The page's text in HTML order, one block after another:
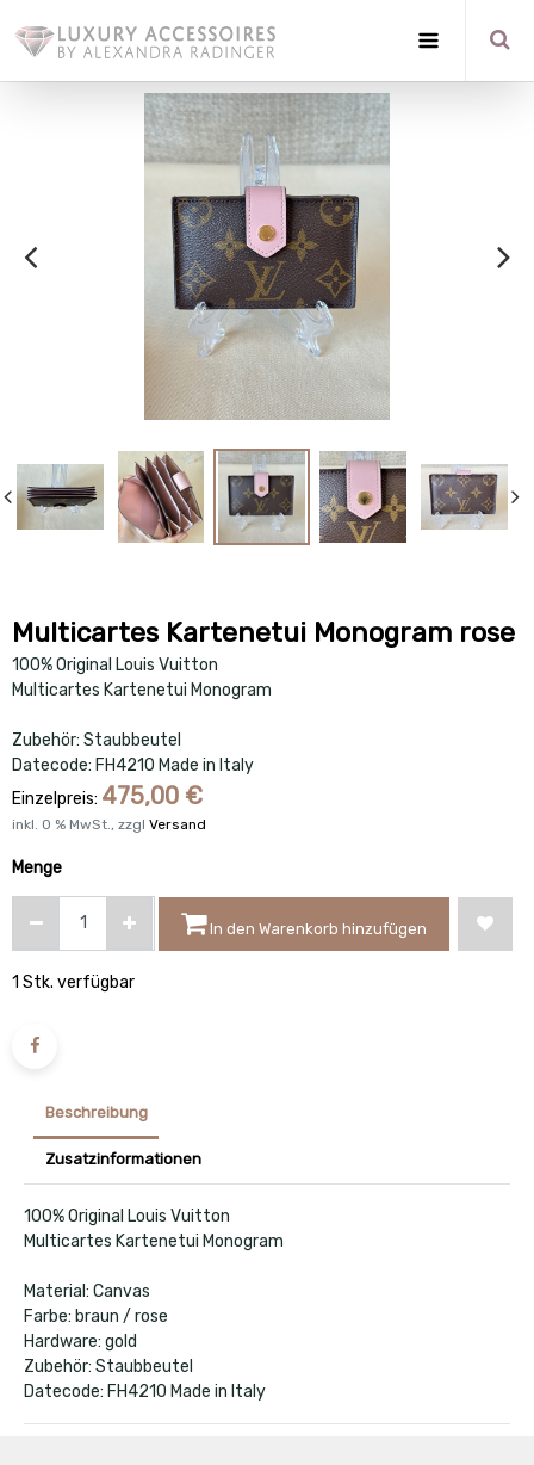
Multicartes Kartenetui Monogram rose
100% Original Louis Vuitton
Multicartes Kartenetui Monogram
Zubehör: Staubbeutel
Datecode: FH4210 Made in Italy
Einzelpreis: 475,00 €
inkl. 0 % MwSt., zzgl Versand
Menge
In den Warenkorb hinzufügen
1 Stk. verfügbar
Beschreibung
Zusatzinformationen
100% Original Louis Vuitton
Multicartes Kartenetui Monogram
Material: Canvas
Farbe: braun / rose
Hardware: gold
Zubehör: Staubbeutel
Datecode: FH4210 Made in Italy